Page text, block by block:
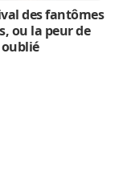
des fantômes
ou la peur de